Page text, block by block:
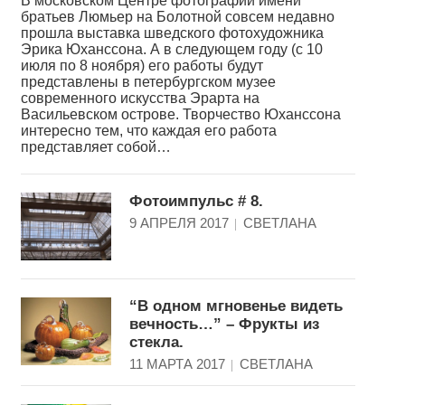
братьев Люмьер на Болотной совсем недавно
прошла выставка шведского фотохудожника
Эрика Юханссона. А в следующем году (с 10
июля по 8 ноября) его работы будут
представлены в петербургском музее
современного искусства Эрарта на
Васильевском острове. Творчество Юханссона
интересно тем, что каждая его работа
представляет собой…
Фотоимпульс # 8.
9 АПРЕЛЯ 2017 СВЕТЛАНА
“В одном мгновенье видеть
вечность…” – Фрукты из
стекла.
11 МАРТА 2017 СВЕТЛАНА